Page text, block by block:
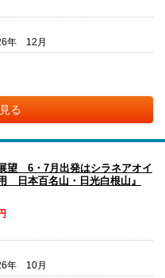
年 12月
る
望 6・7月出発はシラネアオイ
日本百名山・日光白根山』
年 10月